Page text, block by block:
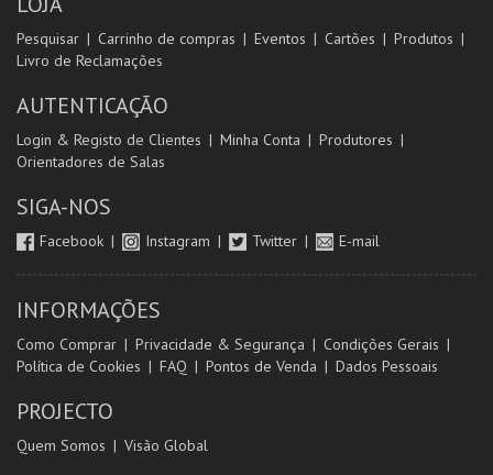
Pesquisar Carrinho de compras Eventos Cartões
Produtos
Livro de Reclamações
AUTENTICAÇÃO
Login & Registo de Clientes Minha Conta
Produtores
Orientadores de Salas
SIGA-NOS
Facebook Instagram Twitter E-mail
INFORMAÇÕES
Como Comprar Privacidade & Segurança
Condições Gerais
Política de Cookies
FAQ Pontos de Venda Dados Pessoais
PROJECTO
Quem Somos Visão Global